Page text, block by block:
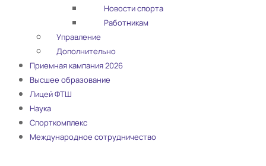
Новости спорта
Работникам
Управление
Дополнительно
Приемная кампания 2026
Высшее образование
Лицей ФТШ
Наука
Спорткомплекс
Международное сотрудничество